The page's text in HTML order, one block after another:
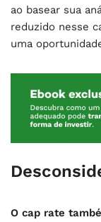
ao basear sua
reduzido nesse
uma
O cap rate